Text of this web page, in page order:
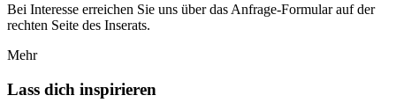
Bei Interesse erreichen Sie uns über das Anfrage-Formular auf der
rechten Seite des Inserats.
Mehr
Lass dich inspirieren